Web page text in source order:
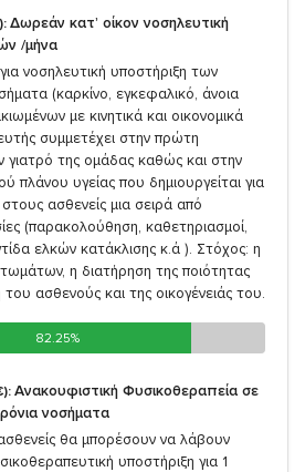
Δωρεάν κατ’ οίκον νοσηλευτική
/μήνα
νοσηλευτική υποστήριξη των
(καρκίνο, εγκεφαλικό, άνοια
με κινητικά και οικονομικά
συμμετέχει στην πρώτη
γιατρό της ομάδας καθώς και στην
πλάνου υγείας που δημιουργείται για
ασθενείς μια σειρά από
(παρακολούθηση, καθετηριασμοί,
ελκών κατάκλισης κ.ά ). Στόχος: η
η διατήρηση της ποιότητας
ασθενούς και της οικογένειάς του.
82.25%
82.25%
Ανακουφιστική Φυσικοθεραπεία σε
νοσήματα
θα μπορέσουν να λάβουν
υποστήριξη για 1